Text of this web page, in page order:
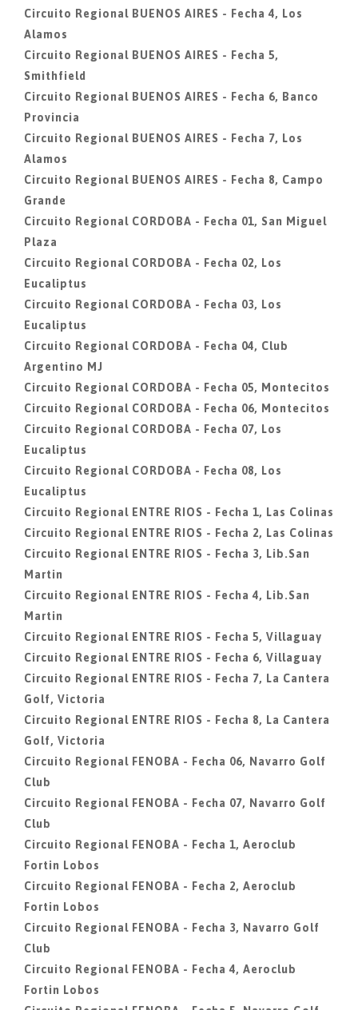
Circuito Regional BUENOS AIRES - Fecha 4, Los
Alamos
Circuito Regional BUENOS AIRES - Fecha 5,
Smithfield
Circuito Regional BUENOS AIRES - Fecha 6, Banco
Provincia
Circuito Regional BUENOS AIRES - Fecha 7, Los
Alamos
Circuito Regional BUENOS AIRES - Fecha 8, Campo
Grande
Circuito Regional CORDOBA - Fecha 01, San Miguel
Plaza
Circuito Regional CORDOBA - Fecha 02, Los
Eucaliptus
Circuito Regional CORDOBA - Fecha 03, Los
Eucaliptus
Circuito Regional CORDOBA - Fecha 04, Club
Argentino MJ
Circuito Regional CORDOBA - Fecha 05, Montecitos
Circuito Regional CORDOBA - Fecha 06, Montecitos
Circuito Regional CORDOBA - Fecha 07, Los
Eucaliptus
Circuito Regional CORDOBA - Fecha 08, Los
Eucaliptus
Circuito Regional ENTRE RIOS - Fecha 1, Las Colinas
Circuito Regional ENTRE RIOS - Fecha 2, Las Colinas
Circuito Regional ENTRE RIOS - Fecha 3, Lib.San
Martin
Circuito Regional ENTRE RIOS - Fecha 4, Lib.San
Martin
Circuito Regional ENTRE RIOS - Fecha 5, Villaguay
Circuito Regional ENTRE RIOS - Fecha 6, Villaguay
Circuito Regional ENTRE RIOS - Fecha 7, La Cantera
Golf, Victoria
Circuito Regional ENTRE RIOS - Fecha 8, La Cantera
Golf, Victoria
Circuito Regional FENOBA - Fecha 06, Navarro Golf
Club
Circuito Regional FENOBA - Fecha 07, Navarro Golf
Club
Circuito Regional FENOBA - Fecha 1, Aeroclub
Fortin Lobos
Circuito Regional FENOBA - Fecha 2, Aeroclub
Fortin Lobos
Circuito Regional FENOBA - Fecha 3, Navarro Golf
Club
Circuito Regional FENOBA - Fecha 4, Aeroclub
Fortin Lobos